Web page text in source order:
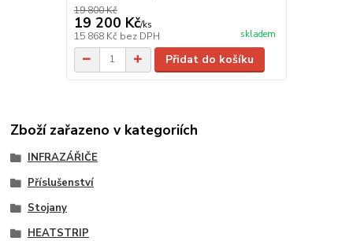
19 800 Kč
19 200 Kč/ks
15 868 Kč bez DPH skladem
Přidat do košíku
Zboží zařazeno v kategoriích
INFRAZÁŘIČE
Příslušenství
Stojany
HEATSTRIP